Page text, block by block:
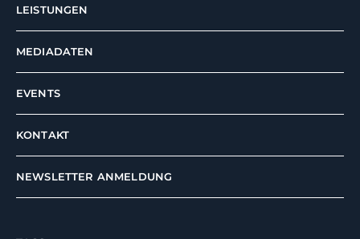
LEISTUNGEN
MEDIADATEN
EVENTS
KONTAKT
NEWSLETTER ANMELDUNG